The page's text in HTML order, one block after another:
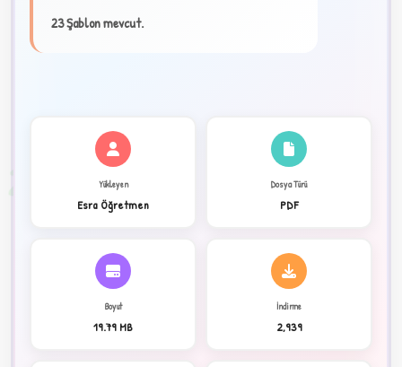
23 Şablon mevcut.
Yükleyen
Esra Öğretmen
Dosya Türü
PDF
Boyut
19.79 MB
İndirme
2,939